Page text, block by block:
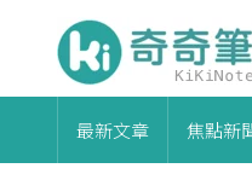
最新文章 焦點新